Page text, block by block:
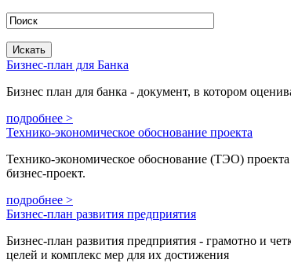
Бизнес-план для Банка
Бизнес план для банка - документ, в котором
подробнее >
Технико-экономическое обоснование проекта
Технико-экономическое обоснование (ТЭО) проекта
бизнес-проект.
подробнее >
Бизнес-план развития предприятия
Бизнес-план развития предприятия - грамотно и
целей и комплекс мер для их достижения